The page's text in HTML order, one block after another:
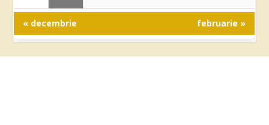
« decembrie februarie »